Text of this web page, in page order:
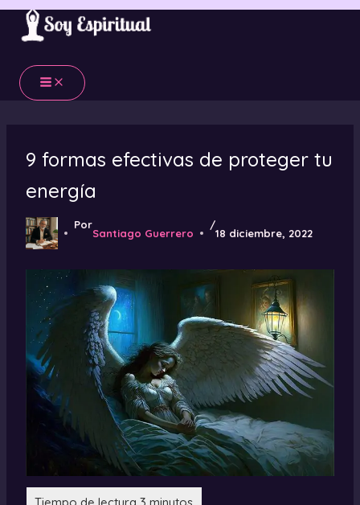
Ir
contenido
9 formas efectivas de proteger tu
energía
Por
Santiago Guerrero
/
18 diciembre, 2022